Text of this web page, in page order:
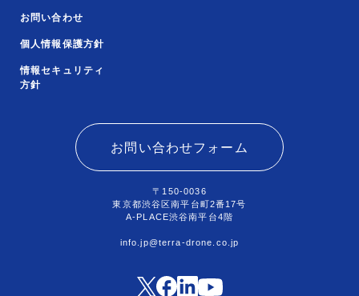
お問い合わせ
個人情報保護方針
情報セキュリティ
方針
お問い合わせフォーム
〒150-0036
東京都渋谷区南平台町2番17号
A-PLACE渋谷南平台4階
info.jp@terra-drone.co.jp